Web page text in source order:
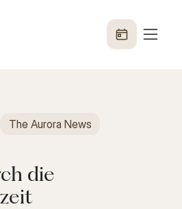
The Aurora News
die